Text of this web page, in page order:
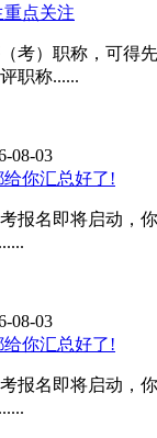
点关注
）职称，可得先
职称......
08-03
给你汇总好了!
名即将启动，你
08-03
给你汇总好了!
名即将启动，你